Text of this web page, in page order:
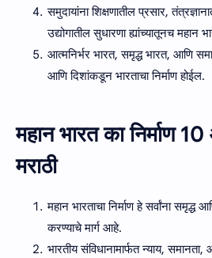
समुदायांना शिक्षणातील प्रसार,
उद्योगातील सुधारणा ह्यांच्यातूनच महान
आत्मनिर्भर भारत, समृद्ध भारत, आणि
आणि दिशांकडून भारताचा निर्माण होईल.
महान भारत का निर्माण
मराठी
महान भारताचा निर्माण हे सर्वांना
करण्याचे मार्ग आहे.
भारतीय संविधानामार्फत न्याय,